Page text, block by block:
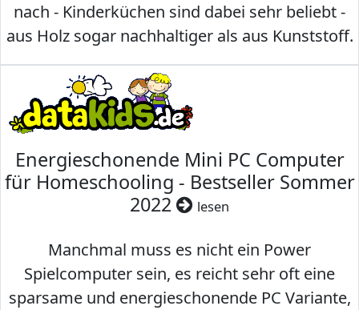
nach - Kinderküchen sind dabei sehr beliebt -
aus Holz sogar nachhaltiger als aus Kunststoff.
Energieschonende Mini PC Computer
für Homeschooling - Bestseller Sommer
2022
lesen
Manchmal muss es nicht ein Power
Spielcomputer sein, es reicht sehr oft eine
sparsame und energieschonende PC Variante,